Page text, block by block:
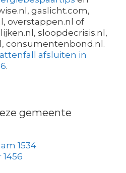
gaslicht.com,
overstappen.nl of
sloopdecrisis.nl,
consumentenbond.nl.
afsluiten in
.
gemeente
1534